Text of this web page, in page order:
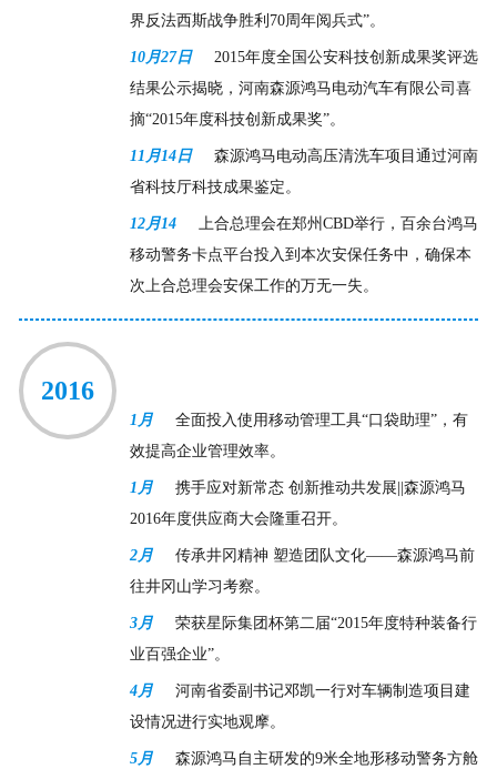
界反法西斯战争胜利70周年阅兵式”。
10月27日
2015年度全国公安科技创新成果奖评选
结果公示揭晓，河南森源鸿马电动汽车有限公司喜
摘“2015年度科技创新成果奖”。
11月14日
森源鸿马电动高压清洗车项目通过河南
省科技厅科技成果鉴定。
12月14
上合总理会在郑州CBD举行，百余台鸿马
移动警务卡点平台投入到本次安保任务中，确保本
次上合总理会安保工作的万无一失。
2016
1月
全面投入使用移动管理工具“口袋助理”，有
效提高企业管理效率。
1月
携手应对新常态 创新推动共发展||森源鸿马
2016年度供应商大会隆重召开。
2月
传承井冈精神 塑造团队文化——森源鸿马前
往井冈山学习考察。
3月
荣获星际集团杯第二届“2015年度特种装备行
业百强企业”。
4月
河南省委副书记邓凯一行对车辆制造项目建
设情况进行实地观摩。
5月 森源鸿马自主研发的9米全地形移动警务方舱